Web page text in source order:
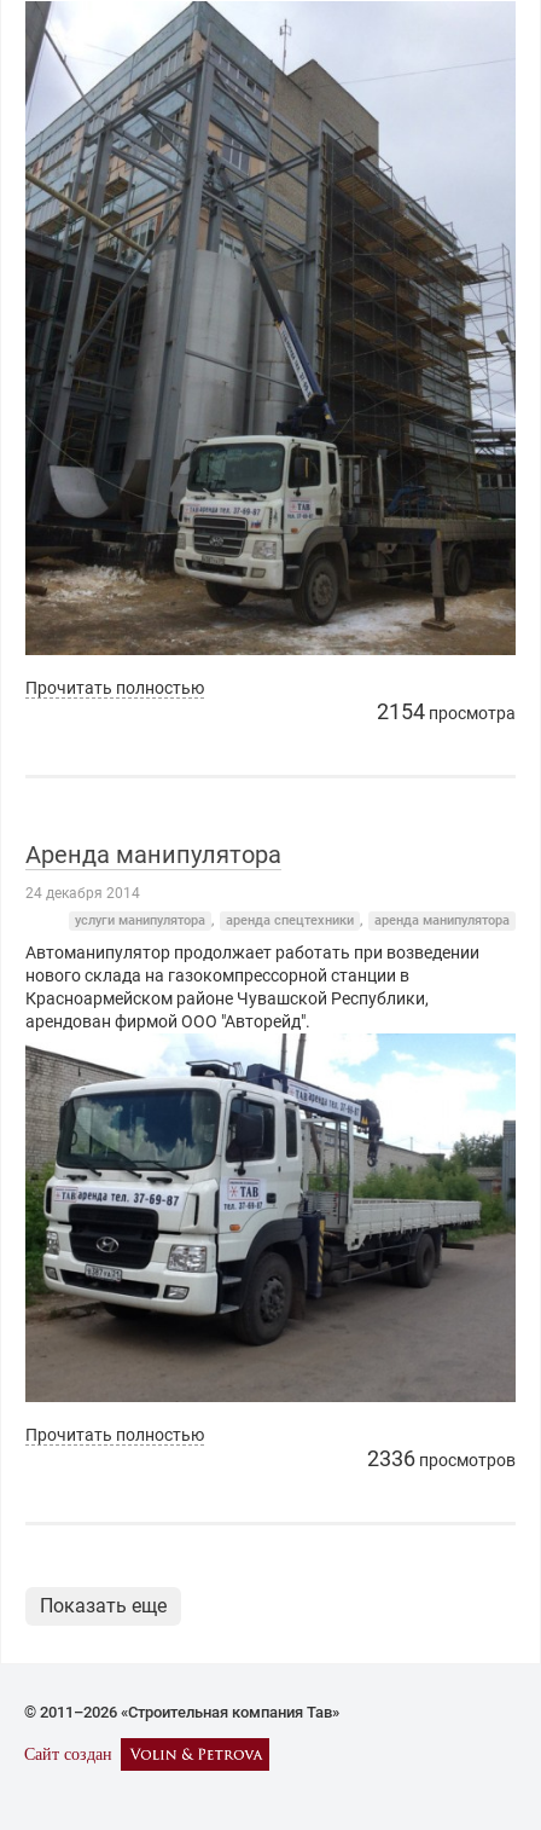
Прочитать полностью
2154 просмотра
Аренда манипулятора
24 декабря 2014
услуги манипулятора , аренда спецтехники , аренда манипулятора
Автоманипулятор продолжает работать при возведении
нового склада на газокомпрессорной станции в
Красноармейском районе Чувашской Республики,
арендован фирмой ООО "Авторейд".
Прочитать полностью
2336 просмотров
Показать еще
© 2011–2026 «Строительная компания Тав»
Сайт создан